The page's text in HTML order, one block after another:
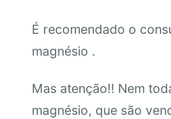
É recomendado o
magnésio .
Mas atenção!! Nem
magnésio, que são